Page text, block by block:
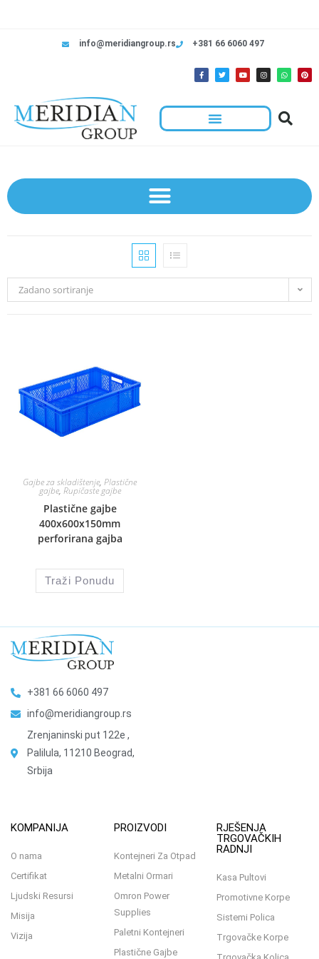
info@meridiangroup.rs +381 66 6060 497
Zadano sortiranje
Gajbe za skladištenje, Plastične
gajbe, Rupičaste gajbe
Plastične gajbe
400x600x150mm
perforirana gajba
Traži Ponudu
+381 66 6060 497
info@meridiangroup.rs
Zrenjaninski put 122e ,
Palilula, 11210 Beograd,
Srbija
KOMPANIJA
O nama
Certifikat
Ljudski Resursi
Misija
Vizija
PROIZVODI
Kontejneri Za Otpad
Metalni Ormari
Omron Power
Supplies
Paletni Kontejneri
Plastične Gajbe
RJEŠENJA
TRGOVAČKIH
RADNJI
Kasa Pultovi
Promotivne Korpe
Sistemi Polica
Trgovačke Korpe